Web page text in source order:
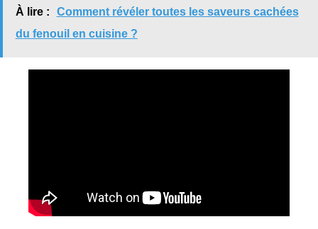
À lire :
Comment révéler toutes les saveurs cachées
du fenouil en cuisine ?